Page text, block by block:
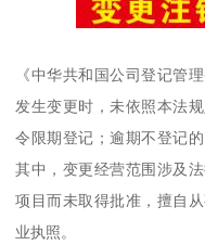
《中华共和国公司登记管
发生变更时，未依照本法
令限期登记；逾期不登记
其中，变更经营范围涉及
项目而未取得批准，擅自
业执照。